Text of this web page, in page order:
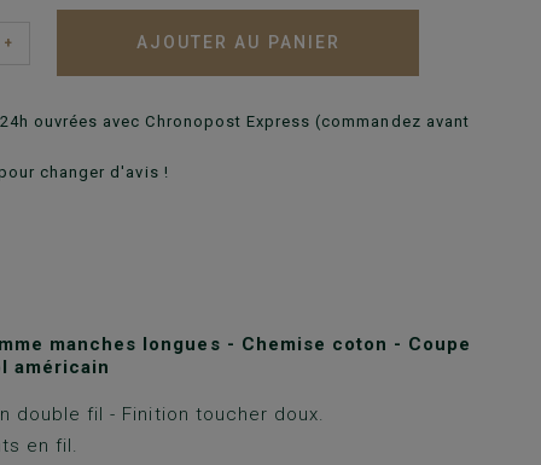
+ AJOUTER AU PANIER
ouvrées avec Chronopost Express (commandez avant
changer d'avis !
manches longues - Chemise coton - Coupe
américain
double fil - Finition toucher doux.
en fil.